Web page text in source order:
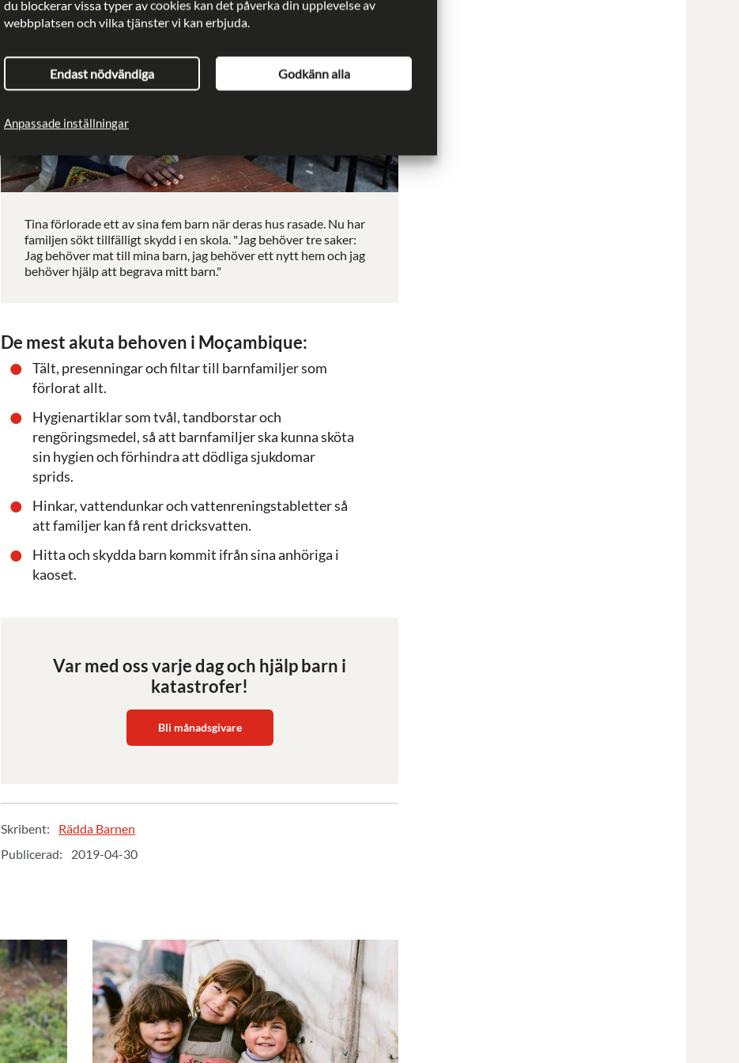
du blockerar vissa typer av cookies kan det påverka din upplevelse av
webbplatsen och vilka tjänster vi kan erbjuda.
Anpassade inställningar
Endast nödvändiga Godkänn alla
Tina förlorade ett av sina fem barn när deras hus rasade. Nu har
familjen sökt tillfälligt skydd i en skola. "Jag behöver tre saker:
Jag behöver mat till mina barn, jag behöver ett nytt hem och jag
behöver hjälp att begrava mitt barn."
De mest akuta behoven i Moçambique:
Tält, presenningar och filtar till barnfamiljer som
förlorat allt.
Hygienartiklar som tvål, tandborstar och
rengöringsmedel, så att barnfamiljer ska kunna sköta
sin hygien och förhindra att dödliga sjukdomar
sprids.
Hinkar, vattendunkar och vattenreningstabletter så
att familjer kan få rent dricksvatten.
Hitta och skydda barn kommit ifrån sina anhöriga i
kaoset.
Var med oss varje dag och hjälp barn i
katastrofer!
Bli månadsgivare
Skribent:
Rädda Barnen
Publicerad:
2019-04-30